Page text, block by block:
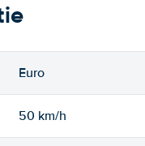
Euro
50 km/h